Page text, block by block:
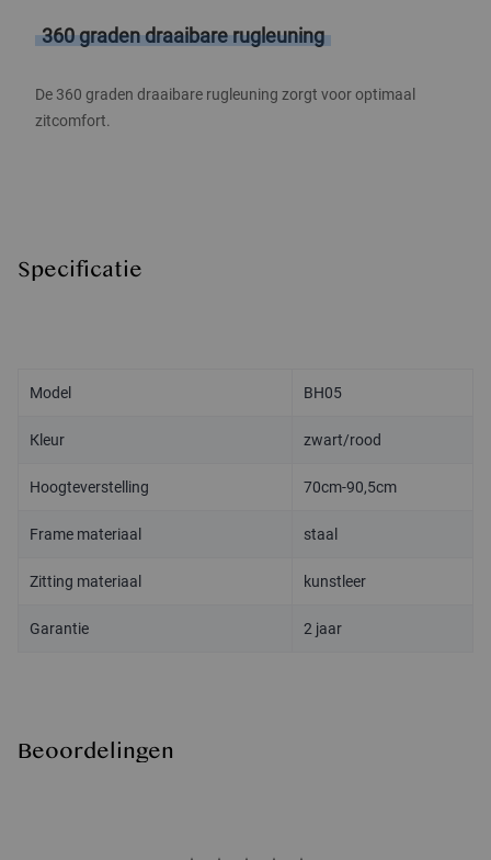
360 graden draaibare rugleuning
De 360 graden draaibare rugleuning zorgt voor optimaal
zitcomfort.
Specificatie
Model BH05
Kleur zwart/rood
Hoogteverstelling 70cm-90,5cm
Frame materiaal staal
Zitting materiaal kunstleer
Garantie 2 jaar
Beoordelingen